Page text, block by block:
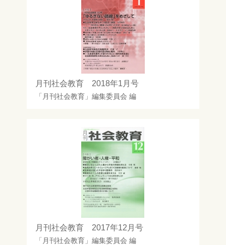
月刊社会教育 2018年1月号
「月刊社会教育」編集委員会 編
月刊社会教育 2017年12月号
「月刊社会教育」編集委員会 編